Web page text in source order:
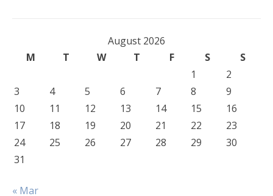
August 2026
M
T W T F S
S
1
2
3
4 5 6 7 8
9
10
11 12 13 14 15
16
17
18 19 20 21 22
23
24
25 26 27 28 29
30
31
« Mar